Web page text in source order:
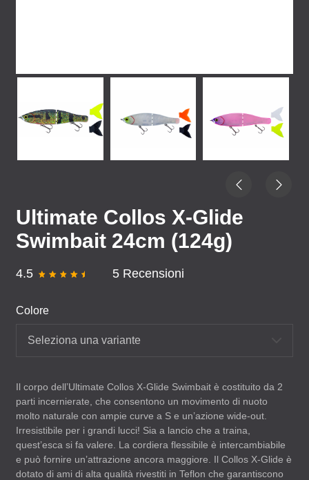
Ultimate Collos X-Glide
Swimbait 24cm (124g)
4.5 5 Recensioni
Colore
Seleziona una variante
Il corpo dell’Ultimate Collos X-Glide Swimbait è costituito da 2
parti incernierate, che consentono un movimento di nuoto
molto naturale con ampie curve a S e un’azione wide-out.
Irresistibile per i grandi lucci! Sia a lancio che a traina,
quest’esca si fa valere. La cordiera flessibile è intercambiabile
e può fornire un’attrazione ancora maggiore. Il Collos X-Glide è
dotato di ami di alta qualità rivestiti in Teflon che garantiscono